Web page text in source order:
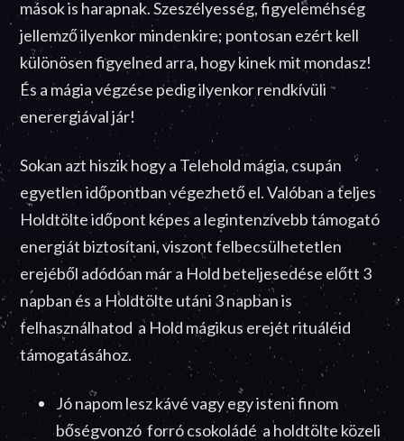
mások is harapnak. Szeszélyesség, figyeleméhség
jellemző ilyenkor mindenkire; pontosan ezért kell
különösen figyelned arra, hogy kinek mit mondasz!
És a mágia végzése pedig ilyenkor rendkívüli
enerergiával jár!
Sokan azt hiszik hogy a Telehold mágia, csupán
egyetlen időpontban végezhető el. Valóban a teljes
Holdtölte időpont képes a legintenzívebb támogató
energiát biztosítani, viszont felbecsülhetetlen
erejéből adódóan már a Hold beteljesedése előtt 3
napban és a Holdtölte utáni 3 napban is
felhasználhatod a Hold mágikus erejét rituáléid
támogatásához.
Jó napom lesz kávé vagy egy isteni finom
bőségvonzó forró csokoládé a holdtölte közeli